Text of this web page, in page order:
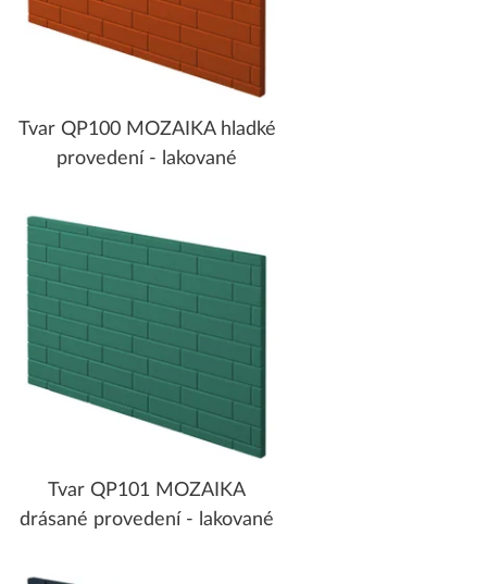
Tvar QP100 MOZAIKA hladké
provedení - lakované
Tvar QP101 MOZAIKA
drásané provedení - lakované